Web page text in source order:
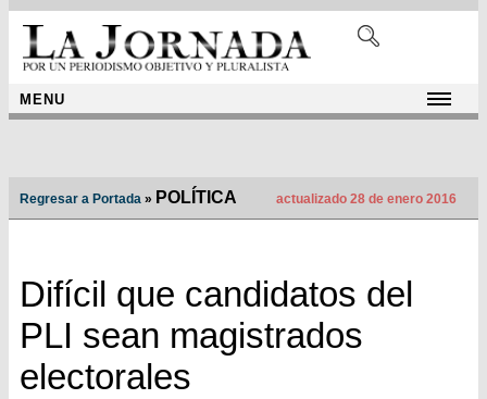
MENU
Regresar a Portada » POLÍTICA actualizado 28 de enero 2016
Difícil que candidatos del
PLI sean magistrados
electorales